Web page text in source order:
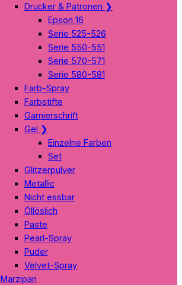
Drucker & Patronen ❯
Epson 16
Serie 525-526
Serie 550-551
Serie 570-571
Serie 580-581
Farb-Spray
Farbstifte
Garnierschrift
Gel ❯
Einzelne Farben
Set
Glitzerpulver
Metallic
Nicht essbar
Öllöslich
Paste
Pearl-Spray
Puder
Velvet-Spray
Marzipan